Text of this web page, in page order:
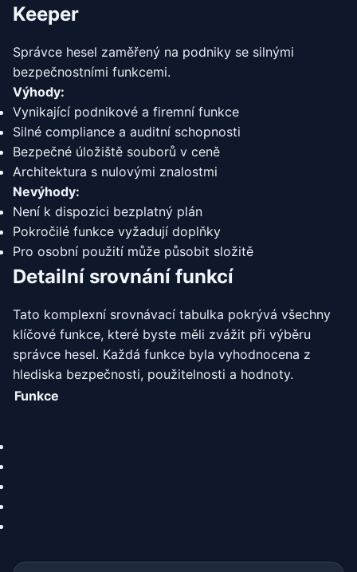
Keeper
Správce hesel zaměřený na podniky se silnými
bezpečnostními funkcemi.
Výhody:
Vynikající podnikové a firemní funkce
Silné compliance a auditní schopnosti
Bezpečné úložiště souborů v ceně
Architektura s nulovými znalostmi
Nevýhody:
Není k dispozici bezplatný plán
Pokročilé funkce vyžadují doplňky
Pro osobní použití může působit složitě
Detailní srovnání funkcí
Tato komplexní srovnávací tabulka pokrývá všechny
klíčové funkce, které byste měli zvážit při výběru
správce hesel. Každá funkce byla vyhodnocena z
hlediska bezpečnosti, použitelnosti a hodnoty.
Funkce